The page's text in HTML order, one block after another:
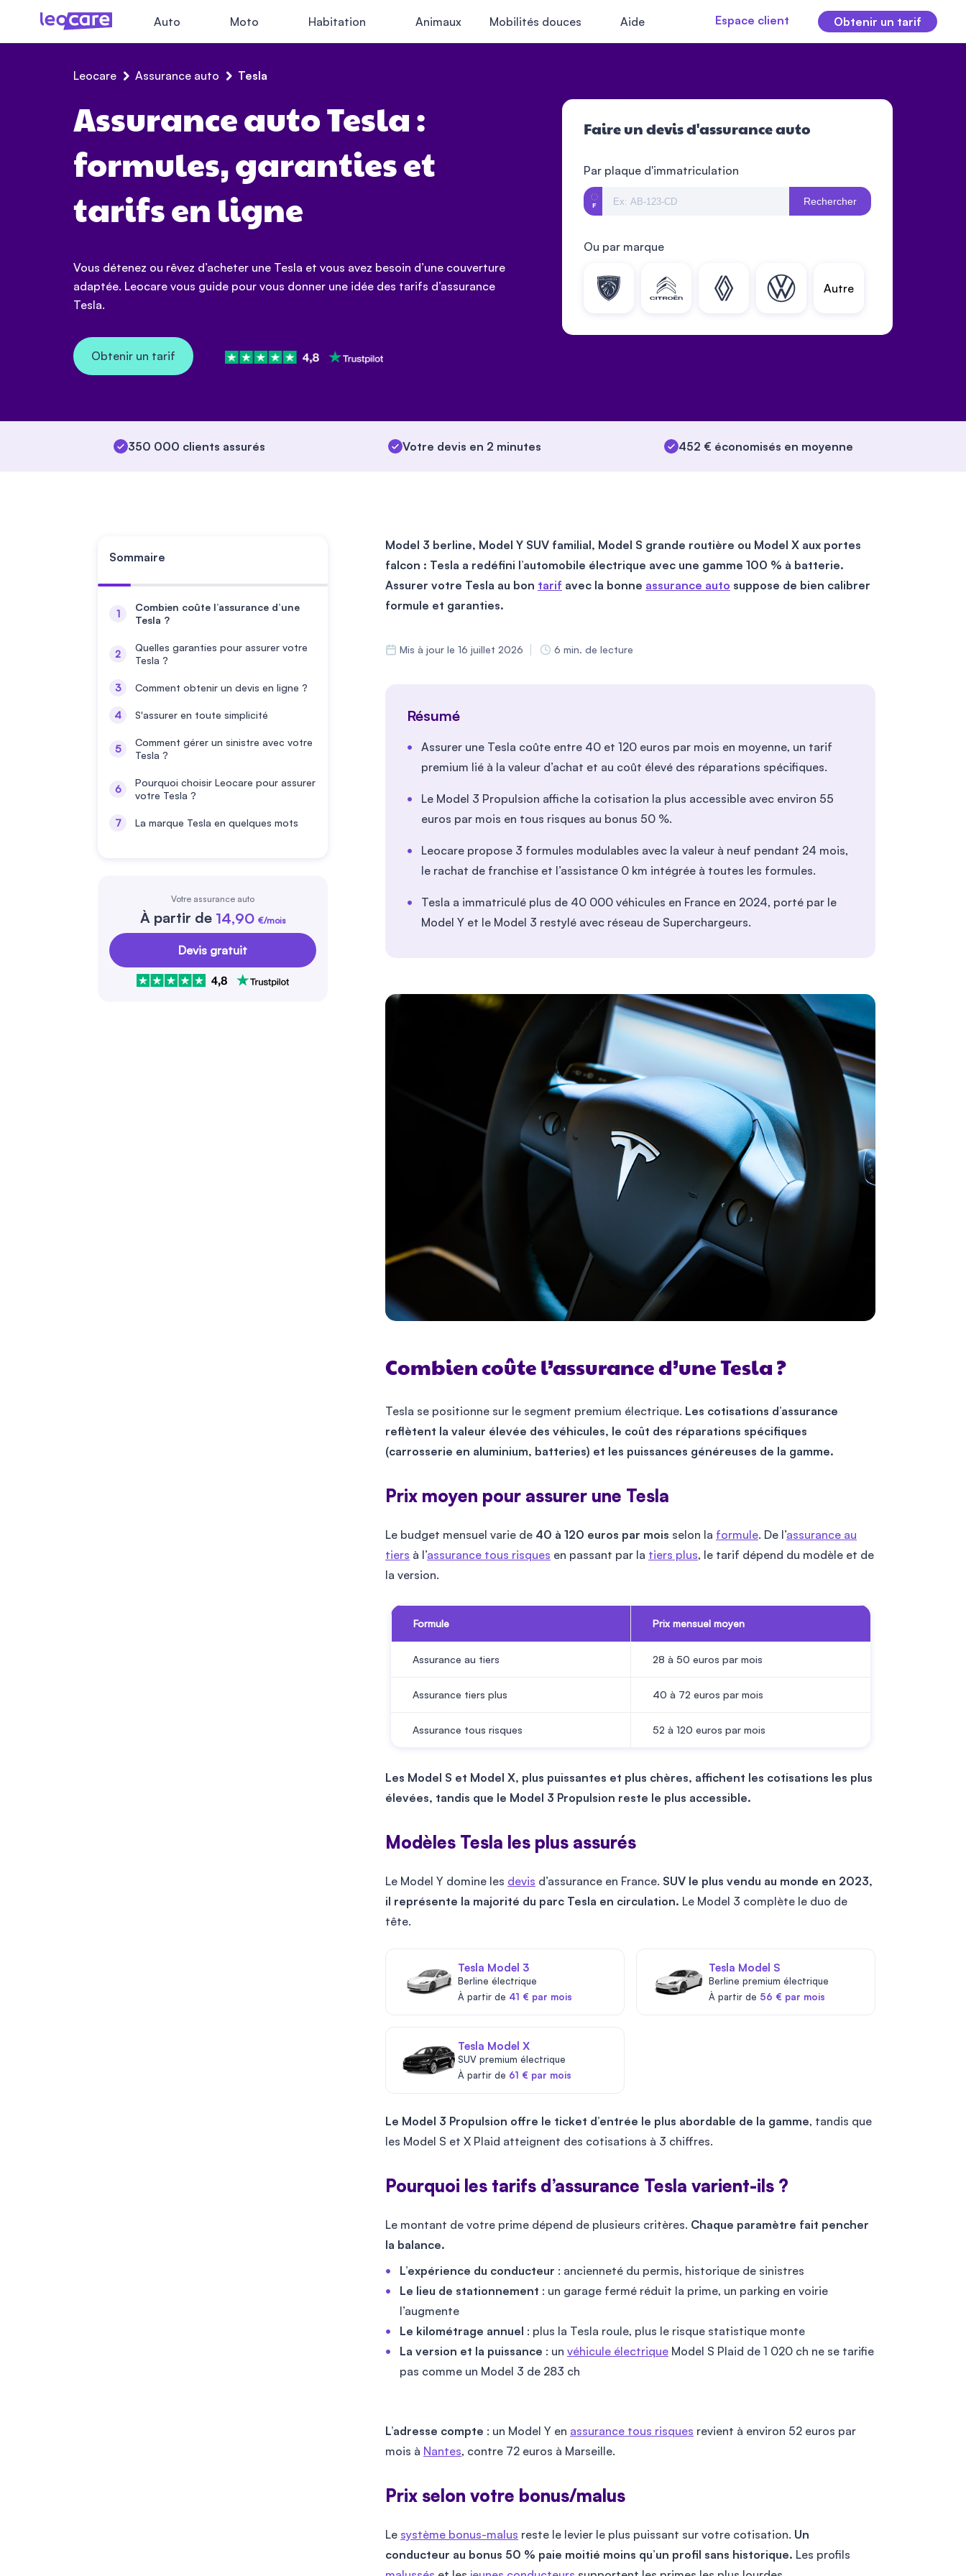
Auto Moto Habitation Animaux Mobilités douces Aide Espace client Obtenir un tarif
Leocare Assurance auto Tesla
Assurance auto Tesla :
formules, garanties et
tarifs en ligne
Vous détenez ou rêvez d’acheter une Tesla et vous avez besoin d’une couverture
adaptée. Leocare vous guide pour vous donner une idée des tarifs d’assurance
Tesla.
Obtenir un tarif
Faire un devis d'assurance auto
Par plaque d'immatriculation
Rechercher
Ou par marque
Autre
350 000 clients assurés Votre devis en 2 minutes 452 € économisés en moyenne
Sommaire
Combien coûte l’assurance d’une
Tesla ?
Quelles garanties pour assurer votre
Tesla ?
Comment obtenir un devis en ligne ?
S'assurer en toute simplicité
Comment gérer un sinistre avec votre
Tesla ?
Pourquoi choisir Leocare pour assurer
votre Tesla ?
La marque Tesla en quelques mots
Votre assurance auto
À partir de 14,90 €/mois
Devis gratuit
Model 3 berline, Model Y SUV familial, Model S grande routière ou Model X aux portes
falcon : Tesla a redéfini l’automobile électrique avec une gamme 100 % à batterie.
Assurer votre Tesla au bon tarif avec la bonne assurance auto suppose de bien calibrer
formule et garanties.
Mis à jour le 16 juillet 2026 6 min. de lecture
Résumé
Assurer une Tesla coûte entre 40 et 120 euros par mois en moyenne, un tarif
premium lié à la valeur d’achat et au coût élevé des réparations spécifiques.
Le Model 3 Propulsion affiche la cotisation la plus accessible avec environ 55
euros par mois en tous risques au bonus 50 %.
Leocare propose 3 formules modulables avec la valeur à neuf pendant 24 mois,
le rachat de franchise et l’assistance 0 km intégrée à toutes les formules.
Tesla a immatriculé plus de 40 000 véhicules en France en 2024, porté par le
Model Y et le Model 3 restylé avec réseau de Superchargeurs.
Combien coûte l’assurance d’une Tesla ?
Tesla se positionne sur le segment premium électrique. Les cotisations d’assurance
reflètent la valeur élevée des véhicules, le coût des réparations spécifiques
(carrosserie en aluminium, batteries) et les puissances généreuses de la gamme.
Prix moyen pour assurer une Tesla
Le budget mensuel varie de 40 à 120 euros par mois selon la formule. De l’assurance au
tiers à l’assurance tous risques en passant par la tiers plus, le tarif dépend du modèle et de
la version.
Formule Prix mensuel moyen
Assurance au tiers 28 à 50 euros par mois
Assurance tiers plus 40 à 72 euros par mois
Assurance tous risques 52 à 120 euros par mois
Les Model S et Model X, plus puissantes et plus chères, affichent les cotisations les plus
élevées, tandis que le Model 3 Propulsion reste le plus accessible.
Modèles Tesla les plus assurés
Le Model Y domine les devis d’assurance en France. SUV le plus vendu au monde en 2023,
il représente la majorité du parc Tesla en circulation. Le Model 3 complète le duo de
tête.
Tesla Model 3
Berline électrique
À partir de 41 € par mois
Tesla Model S
Berline premium électrique
À partir de 56 € par mois
Tesla Model X
SUV premium électrique
À partir de 61 € par mois
Le Model 3 Propulsion offre le ticket d’entrée le plus abordable de la gamme, tandis que
les Model S et X Plaid atteignent des cotisations à 3 chiffres.
Pourquoi les tarifs d’assurance Tesla varient-ils ?
Le montant de votre prime dépend de plusieurs critères. Chaque paramètre fait pencher
la balance.
L’expérience du conducteur : ancienneté du permis, historique de sinistres
Le lieu de stationnement : un garage fermé réduit la prime, un parking en voirie
l’augmente
Le kilométrage annuel : plus la Tesla roule, plus le risque statistique monte
La version et la puissance : un véhicule électrique Model S Plaid de 1 020 ch ne se tarifie
pas comme un Model 3 de 283 ch
L’adresse compte : un Model Y en assurance tous risques revient à environ 52 euros par
mois à Nantes, contre 72 euros à Marseille.
Prix selon votre bonus/malus
Le système bonus-malus reste le levier le plus puissant sur votre cotisation. Un
conducteur au bonus 50 % paie moitié moins qu’un profil sans historique. Les profils